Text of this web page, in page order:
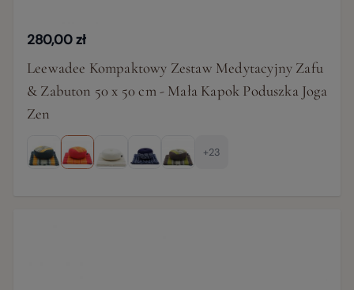
280,00 zł
Leewadee Kompaktowy Zestaw Medytacyjny Zafu
& Zabuton 50 x 50 cm - Mała Kapok Poduszka Joga
Zen
+23